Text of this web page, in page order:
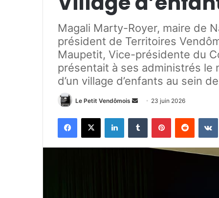
Magali Marty-Royer, maire de
président de Territoires
Maupetit, Vice-présidente du
présentait à ses administrés le
d’un village d’enfants au sein
Le Petit Vendômois
v
o
y
23 juin 2026